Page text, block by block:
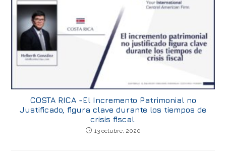
COSTA RICA -El Incremento Patrimonial no
Justificado, figura clave durante los tiempos de
crisis fiscal.
13 octubre, 2020